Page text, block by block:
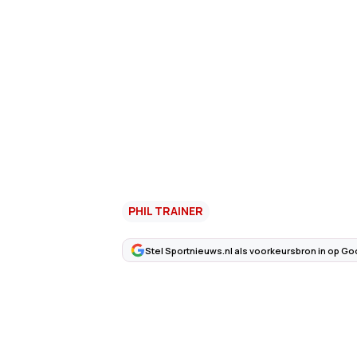
PHIL TRAINER
Stel Sportnieuws.nl als voorkeursbron in op